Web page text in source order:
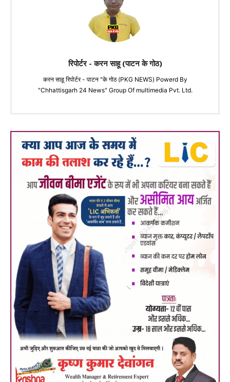
रिपोर्टर - करन साहू (पाटन के गोठ)
करन साहू रिपोर्टर - पाटन "के गोठ (PKG NEWS) Powerd By
"Chhattisgarh 24 News" Group Of multimedia Pvt. Ltd.